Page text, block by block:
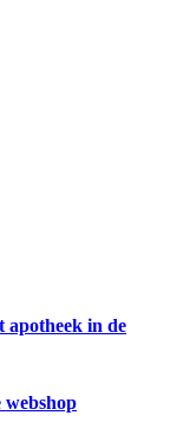
apotheek in de
webshop